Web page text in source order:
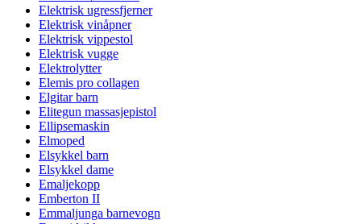
Elektrisk ugressfjerner
Elektrisk vinåpner
Elektrisk vippestol
Elektrisk vugge
Elektrolytter
Elemis pro collagen
Elgitar barn
Elitegun massasjepistol
Ellipsemaskin
Elmoped
Elsykkel barn
Elsykkel dame
Emaljekopp
Emberton II
Emmaljunga barnevogn